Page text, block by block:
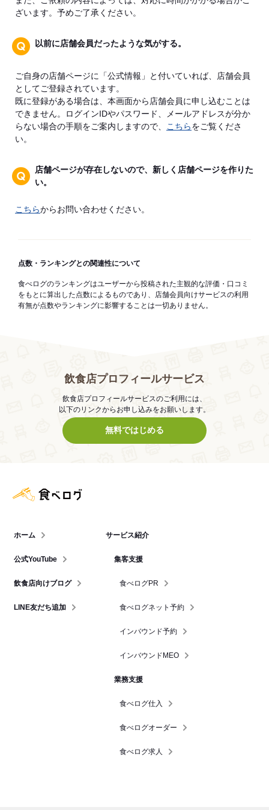
ざいます。予めご了承ください。
以前に店舗会員だったような気がする。
ご自身の店舗ページに「公式情報」と付いていれば、店舗会員
としてご登録されています。
既に登録がある場合は、本画面から店舗会員に申し込むことは
できません。ログインIDやパスワード、メールアドレスが分か
らない場合の手順をご案内しますので、
こちらをご覧くださ
い。
店舗ページが存在しないので、新しく店舗ページを作りた
い。
こちらからお問い合わせください。
点数・ランキングとの関連性について
食べログのランキングはユーザーから投稿された主観的な評価・口コミ
をもとに算出した点数によるものであり、店舗会員向けサービスの利用
有無が点数やランキングに影響することは一切ありません。
飲食店プロフィールサービス
飲食店プロフィールサービスのご利用には、
以下のリンクからお申し込みをお願いします。
無料ではじめる
ホーム
公式YouTube
飲食店向けブログ
LINE友だち追加
サービス紹介
集客支援
食べログPR
食べログネット予約
インバウンド予約
インバウンドMEO
業務支援
食べログ仕入
食べログオーダー
食べログ求人